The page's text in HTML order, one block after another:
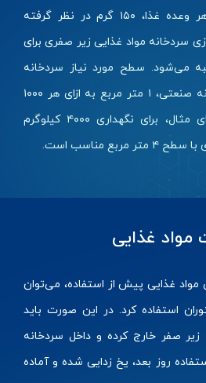
سلسیوس است. معمولا هر وعده غذا، ۱۵۰ گرم در نظر گرفته
سردخانه مواد غذایی زیر صفری برای
می‌شود. سطح مورد نیاز سردخانه
گوشت منجمد در آشپزخانه صنعتی، ۱ متر مربع به ازای هر ۱۰۰۰
کیلوگرم گوشت است. برای مثال، برای نگهداری ۴۰۰۰ کیلوگرم
مناسب است.
مواد غذایی
مواد غذایی پیش از استفاده، می‌توان
استفاده کرد. در این صورت باید
زیر صفر خارج کرده و داخل سردخانه
روز بعد، یخ زدایی شده و آماده